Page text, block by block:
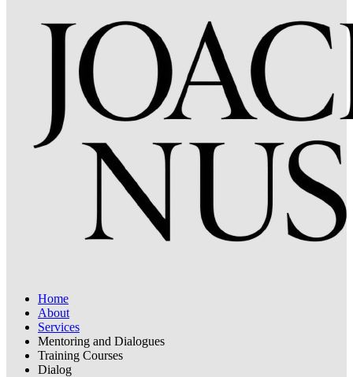
Home
About
Services
Mentoring and Dialogues
Training Courses
Dialog